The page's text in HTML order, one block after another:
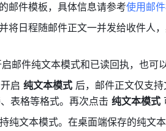
邮件模板，具体信息请参考使用邮
将日程随邮件正文一并发给收件人
邮件纯文本模式和已读回执，也可
启 纯文本模式 后，邮件正文仅支
表格等格式。再次点击 纯文本模式
纯文本模式。在桌面端保存的纯文